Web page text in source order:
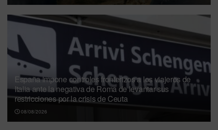
España impone controles fronterizos a los viajeros de
Italia ante la negativa de Roma de levantar sus
restricciones por la crisis de Ceuta
08/08/2026